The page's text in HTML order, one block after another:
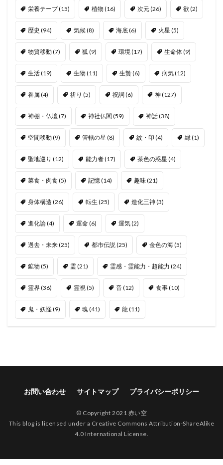
栄養テープ(15) 植物 (16) 次元(26) 欲 (2)
歴史 (94) 気候(8) 海底(6) 火星 (5)
物質移動(7) 狐 (9) 環境(17) 生命体(9)
生活(19) 生物 (11) 生贄(6) 病気(12)
眷属(4) 祈り (5) 祝詞(6) 神(127)
神棚・仏壇(7) 神社仏閣(59) 神話(38)
空間移動(9) 管轄の星 (8) 紋・印 (4) 縁(1)
聖地巡り (12) 能力者(17) 茶色の惑星 (4)
菜食・肉食(5) 記憶(14) 趣味(21)
身体構造 (26) 転生 (25) 造化三神(3)
進化論(4) 運命(6) 運気(2)
過去・未来(25) 都市伝説(25) 金色の海(5)
鉱物 (5) 霊(21) 霊感・霊能力・超能力 (24)
霊界(36) 霊視(5) 音(12) 食事(10)
鬼・妖怪(9) 魂(41) 龍(11)
お問い合わせ サイトマップ プライバシーポリシー
© Copyright 2021 赤い空
This blog is licensed under a Creative Commons Attribution-ShareAlike
4.0 International License.